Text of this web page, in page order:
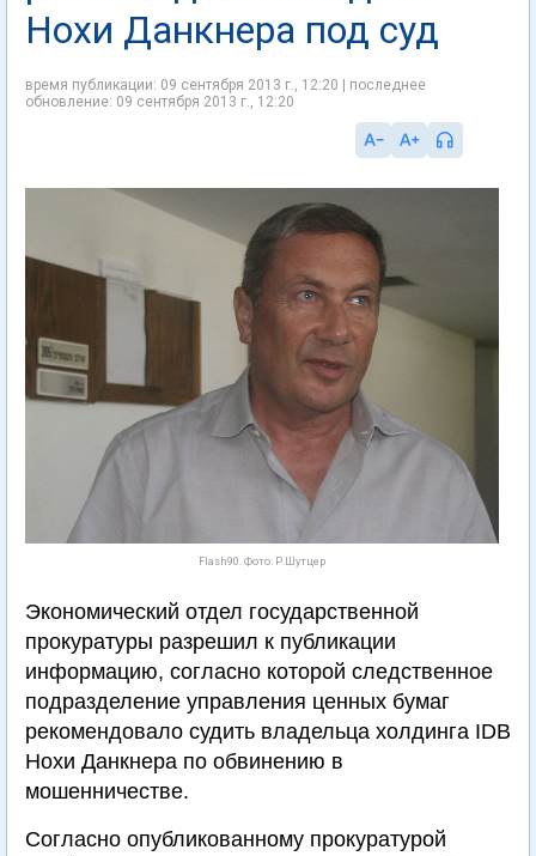
Нохи Данкнера под суд
время публикации: 09 сентября 2013 г., 12:20 | последнее
обновление: 09 сентября 2013 г., 12:20
Flash90. Фото: Р.Шутцер
Экономический отдел государственной
прокуратуры разрешил к публикации
информацию, согласно которой следственное
подразделение управления ценных бумаг
рекомендовало судить владельца холдинга IDB
Нохи Данкнера по обвинению в
мошенничестве.
Согласно опубликованному прокуратурой